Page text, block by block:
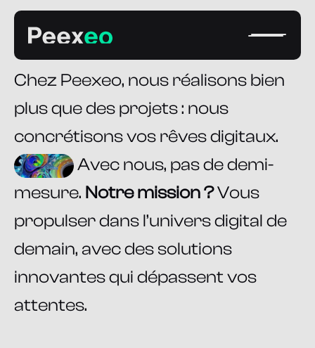
la performance.
Notre mission
Chez Peexeo, nous réalisons bien
plus que des projets : nous
concrétisons vos rêves digitaux.
Avec nous, pas de demi-
mesure. Notre mission ?Vous
propulser dans l’univers digital de
demain, avec des solutions
innovantes qui dépassent vos
attentes.